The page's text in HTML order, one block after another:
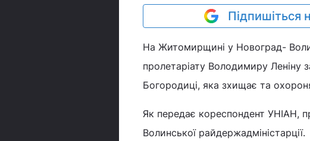
Підпишіться
На Житомирщині у Новоград-
пролетаріату Володимиру Леніну
Богородиці, яка зхищає та
Як передає кореспондент УНІАН,
Волинської райдержадміністарції.